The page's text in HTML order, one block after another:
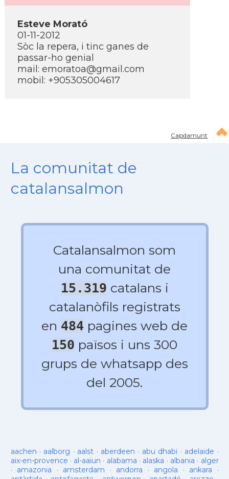
Esteve Morató
01-11-2012
Sòc la repera, i tinc ganes de
passar-ho genial
mail: emoratoa@gmail.com
mobil: +905305004617
Capdamunt
La comunitat de
catalansalmon
Catalansalmon som
una comunitat de
15.319 catalans i
catalanòfils registrats
en 484 pagines web de
150 països i uns 300
grups de whatsapp des
del 2005.
aachen · aalborg · aalst · aberdeen · abu dhabi · adelaide ·
aix-en-provence · al-aaiun · alabama · alaska · albania · alger
· amazonia · amsterdam · andorra · angola · ankara ·